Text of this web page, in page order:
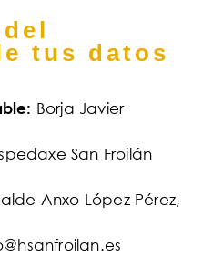
tus datos
Borja Javier
San Froilán
Anxo López Pérez,